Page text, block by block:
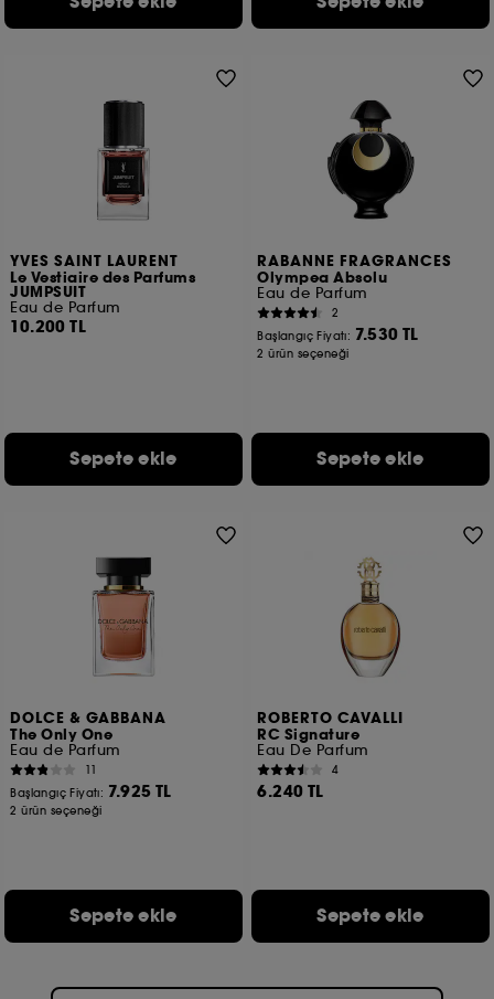
YVES SAINT LAURENT
Le Vestiaire des Parfums
JUMPSUIT
Eau de Parfum
10.200 TL
Sepete ekle
RABANNE FRAGRANCES
Olympea Absolu
Eau de Parfum
2
Başlangıç Fiyatı: 7.530 TL
2 ürün seçeneği
Sepete ekle
DOLCE & GABBANA
The Only One
Eau de Parfum
11
Başlangıç Fiyatı: 7.925 TL
2 ürün seçeneği
Sepete ekle
ROBERTO CAVALLI
RC Signature
Eau De Parfum
4
6.240 TL
Sepete ekle